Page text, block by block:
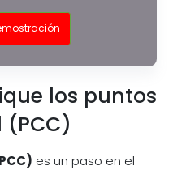
los puntos
es un paso en el